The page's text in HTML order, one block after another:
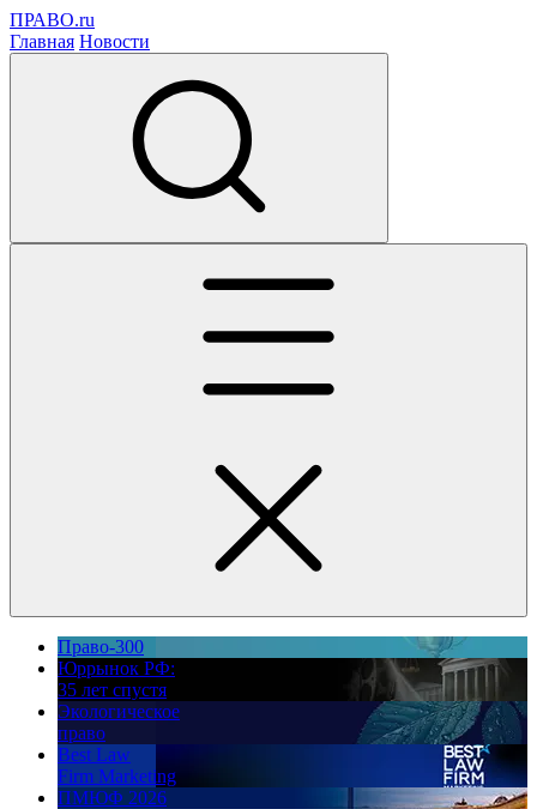
ПРАВО.ru
Главная Новости
Право-300
Юррынок РФ:
35 лет спустя
Экологическое
право
Best Law
Firm Marketing
ПМЮФ 2026